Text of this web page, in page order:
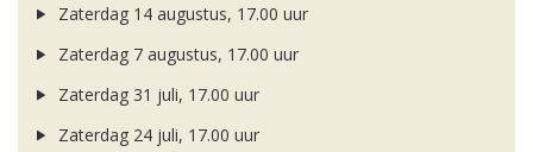
Zaterdag 14 augustus, 17.00 uur
Zaterdag 7 augustus, 17.00 uur
Zaterdag 31 juli, 17.00 uur
Zaterdag 24 juli, 17.00 uur